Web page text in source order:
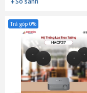
Trả góp 0%